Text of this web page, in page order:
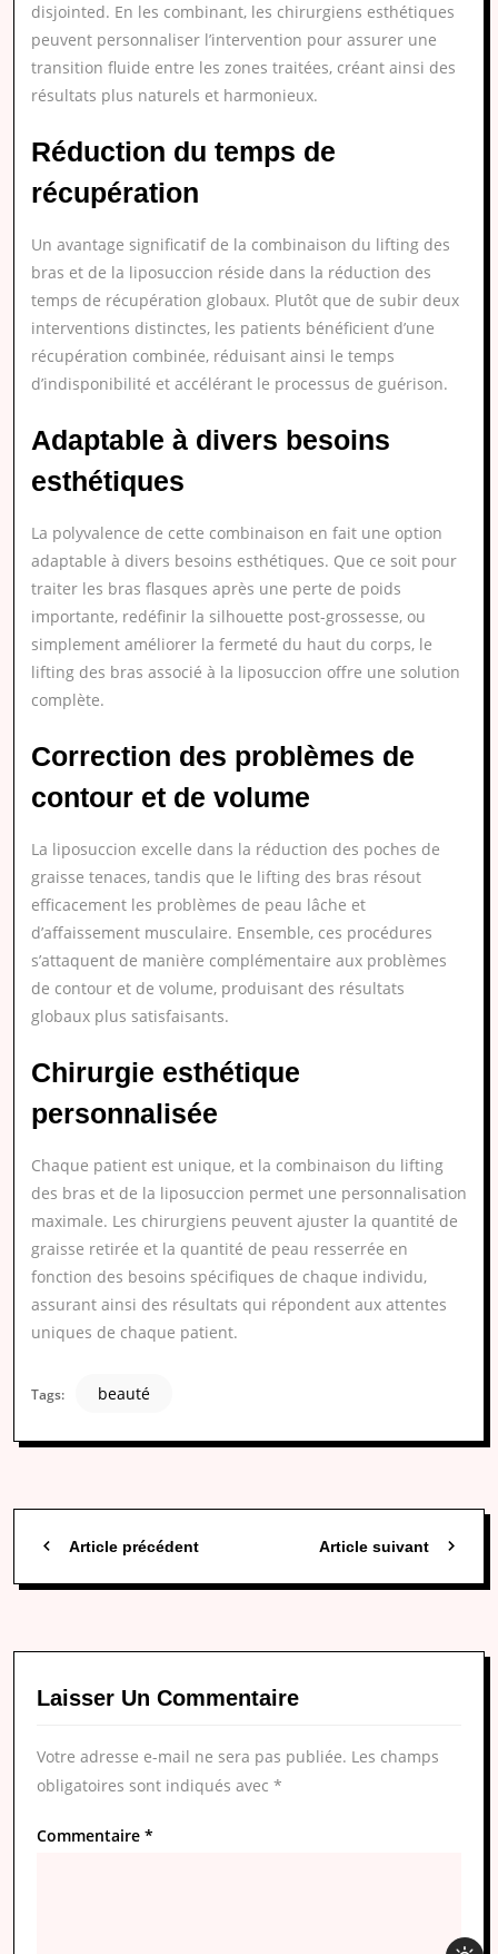
disjointed. En les combinant, les chirurgiens esthétiques
peuvent personnaliser l’intervention pour assurer une
transition fluide entre les zones traitées, créant ainsi des
résultats plus naturels et harmonieux.
Réduction du temps de
récupération
Un avantage significatif de la combinaison du lifting des
bras et de la liposuccion réside dans la réduction des
temps de récupération globaux. Plutôt que de subir deux
interventions distinctes, les patients bénéficient d’une
récupération combinée, réduisant ainsi le temps
d’indisponibilité et accélérant le processus de guérison.
Adaptable à divers besoins
esthétiques
La polyvalence de cette combinaison en fait une option
adaptable à divers besoins esthétiques. Que ce soit pour
traiter les bras flasques après une perte de poids
importante, redéfinir la silhouette post-grossesse, ou
simplement améliorer la fermeté du haut du corps, le
lifting des bras associé à la liposuccion offre une solution
complète.
Correction des problèmes de
contour et de volume
La liposuccion excelle dans la réduction des poches de
graisse tenaces, tandis que le lifting des bras résout
efficacement les problèmes de peau lâche et
d’affaissement musculaire. Ensemble, ces procédures
s’attaquent de manière complémentaire aux problèmes
de contour et de volume, produisant des résultats
globaux plus satisfaisants.
Chirurgie esthétique
personnalisée
Chaque patient est unique, et la combinaison du lifting
des bras et de la liposuccion permet une personnalisation
maximale. Les chirurgiens peuvent ajuster la quantité de
graisse retirée et la quantité de peau resserrée en
fonction des besoins spécifiques de chaque individu,
assurant ainsi des résultats qui répondent aux attentes
uniques de chaque patient.
Tags: beauté
Article précédent Article suivant
Laisser Un Commentaire
Votre adresse e-mail ne sera pas publiée. Les champs
obligatoires sont indiqués avec *
Commentaire *